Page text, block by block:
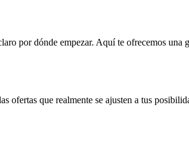
por dónde empezar. Aquí te ofrecemos una
ofertas que realmente se ajusten a tus